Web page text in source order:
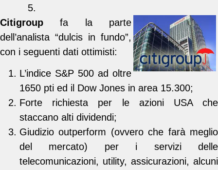
Citigroupfa la parte
dell’analista “dulcis in fundo”,
con i seguenti dati ottimisti:
L’indice S&P 500 ad oltre
1650 pti ed il Dow Jones in area 15.300;
Forte richiesta per le azioni USA che
staccano alti dividendi;
Giudizio outperform (ovvero che farà meglio
del mercato) per i servizi delle
telecomunicazioni, utility, assicurazioni, alcuni